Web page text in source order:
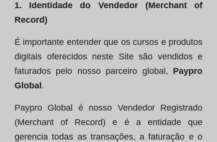
1. Identidade do Vendedor (Merchant of
Record)
É importante entender que os cursos e produtos
digitais oferecidos neste Site são vendidos e
faturados pelo nosso parceiro global, Paypro
Global .
Paypro Global é nosso Vendedor Registrado
(Merchant of Record) e é a entidade que
gerencia todas as transações, a faturação e o